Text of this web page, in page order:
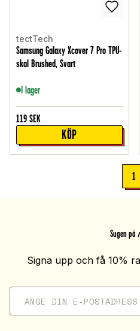
tectTech
Samsung Galaxy Xcover 7 Pro TPU-
skal Brushed, Svart
I lager
119 SEK
KÖP
1
Sugen på
Signa upp och få 10%